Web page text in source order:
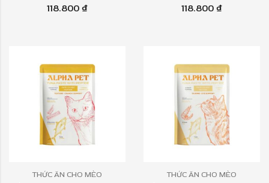
118.800 ₫ 118.800 ₫
THỨC ĂN CHO MÈO THỨC ĂN CHO MÈO